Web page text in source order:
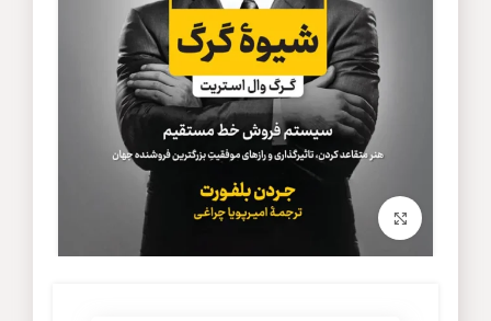
برای بزرگنمایی کلیک کنید